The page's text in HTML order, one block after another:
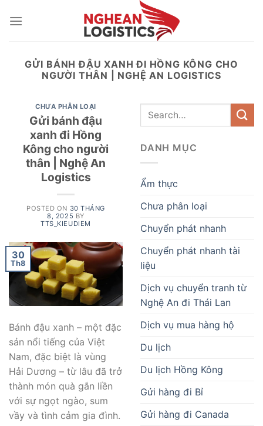
GỬI BÁNH ĐẬU XANH ĐI HỒNG KÔNG CHO
NGƯỜI THÂN | NGHỆ AN LOGISTICS
CHƯA PHÂN LOẠI
Gửi bánh đậu
xanh đi Hồng
Kông cho người
thân | Nghệ An
Logistics
POSTED ON 30 THÁNG
8, 2025 BY
TTS_KIEUDIEM
30
Th8
Bánh đậu xanh – một đặc
sản nổi tiếng của Việt
Nam, đặc biệt là vùng
Hải Dương – từ lâu đã trở
thành món quà gắn liền
với sự ngọt ngào, sum
vầy và tình cảm gia đình.
DANH MỤC
Ẩm thực
Chưa phân loại
Chuyển phát nhanh
Chuyển phát nhanh tài
liệu
Dịch vụ chuyển tranh từ
Nghệ An đi Thái Lan
Dịch vụ mua hàng hộ
Du lịch
Du lịch Hồng Kông
Gửi hàng đi Bỉ
Gửi hàng đi Canada